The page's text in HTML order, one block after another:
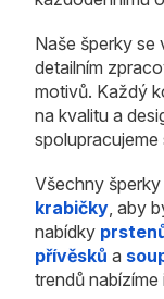
Naše šperky se
detailním
motivů. Každý
na kvalitu a
Všechny šperky
krabičky, aby
nabídky
přívěsků a
trendů nabízíme